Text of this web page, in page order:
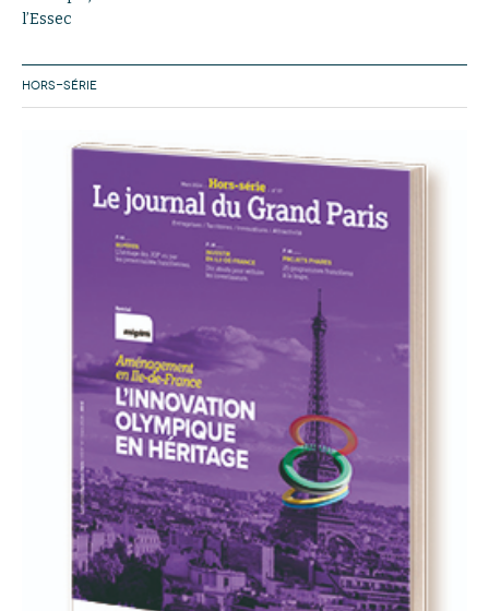
l’Essec
HORS-SÉRIE